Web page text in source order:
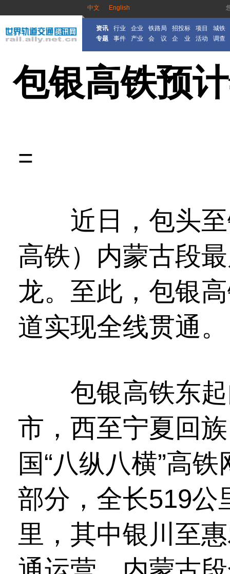
中文 English
资讯 行业 企业 铁路局 招投标 项目
城铁
专题
事件 产业 会 议 企 业 活动 调查
包银高铁预
=
近日，包头至
高铁）内蒙古段
龙。至此，包银
道实现全线贯通。
包银高铁东起
市，西至宁夏回
国“八纵八横”高
部分，全长519公
里，其中银川至